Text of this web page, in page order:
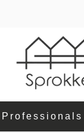
Professionals